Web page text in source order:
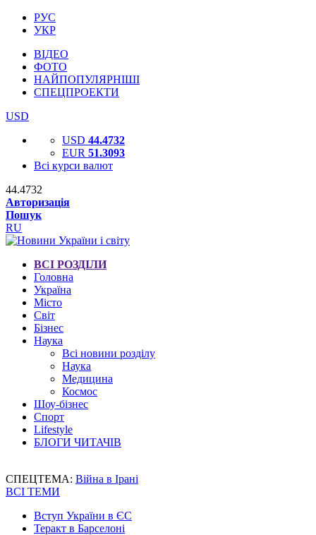
РУС
УКР
ВІДЕО
ФОТО
НАЙПОПУЛЯРНІШІ
СПЕЦПРОЕКТИ
USD
USD 44.4732
EUR 51.3093
Всі курси валют
44.4732
Авторизація
Пошук
RU
ВСІ РОЗДІЛИ
Головна
Україна
Місто
Світ
Бізнес
Наука
Всі новини розділу
Наука
Медицина
Космос
Шоу-бізнес
Спорт
Lifestyle
БЛОГИ ЧИТАЧІВ
СПЕЦТЕМА: Війна в Ірані
ВСІ ТЕМИ
Вступ України в ЄС
Теракт в Барселоні